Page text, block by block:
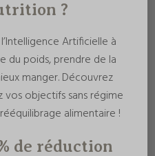
?
Artificielle à
du poids, prendre de la
manger. Découvrez
objectifs sans régime
alimentaire !
de réduction